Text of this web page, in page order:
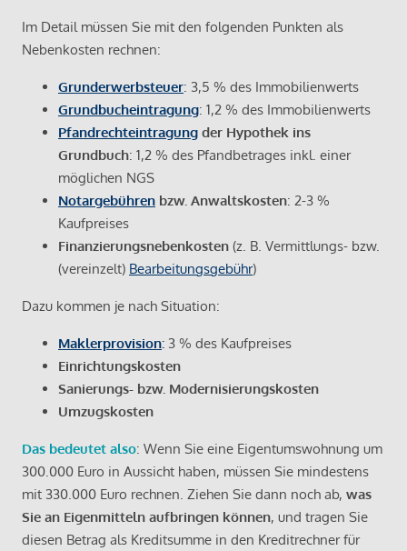
Im Detail müssen Sie mit den folgenden Punkten als
Nebenkosten rechnen:
Grunderwerbsteuer: 3,5 % des Immobilienwerts
Grundbucheintragung: 1,2 % des Immobilienwerts
Pfandrechteintragung der Hypothek ins
Grundbuch: 1,2 % des Pfandbetrages inkl. einer
möglichen NGS
Notargebühren bzw. Anwaltskosten: 2-3 %
Kaufpreises
Finanzierungsnebenkosten (z. B. Vermittlungs- bzw.
(vereinzelt) Bearbeitungsgebühr)
Dazu kommen je nach Situation:
Maklerprovision: 3 % des Kaufpreises
Einrichtungskosten
Sanierungs- bzw. Modernisierungskosten
Umzugskosten
Das bedeutet also: Wenn Sie eine Eigentumswohnung um
300.000 Euro in Aussicht haben, müssen Sie mindestens
mit 330.000 Euro rechnen. Ziehen Sie dann noch ab, was
Sie an Eigenmitteln aufbringen können, und tragen Sie
diesen Betrag als Kreditsumme in den Kreditrechner für